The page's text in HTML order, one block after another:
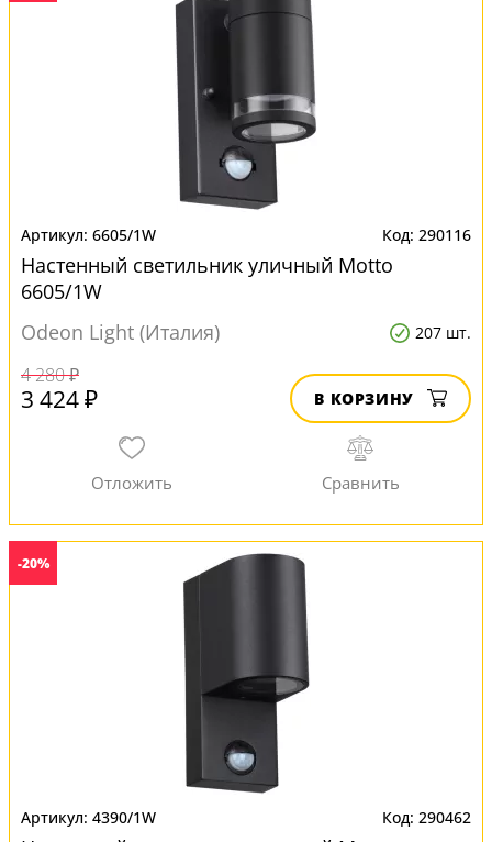
6605/1W 290116
Настенный светильник уличный Motto
6605/1W
Odeon Light (Италия)
207 шт.
4 280 ₽
3 424 ₽ В КОРЗИНУ
-20%
4390/1W 290462